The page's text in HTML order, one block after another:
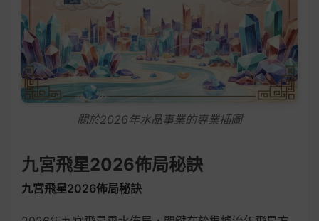
關於2026年水晶事業的專業插圖
九宮飛星2026佈局秘訣
九宮飛星2026佈局秘訣